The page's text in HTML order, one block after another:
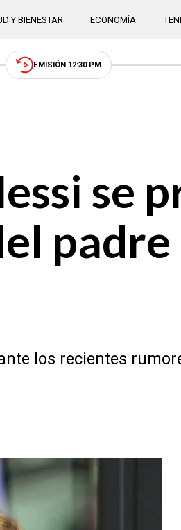
Y BIENESTAR ECONOMÍA
EMISIÓN 12:30 PM
se
los recientes